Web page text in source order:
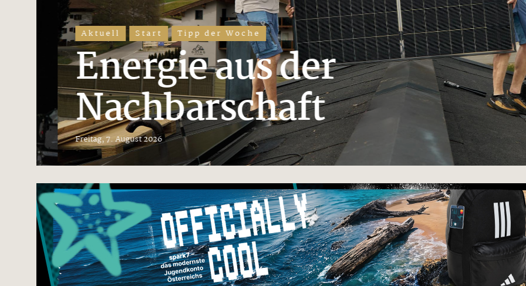
Aktuell Start Tipp der Woche
Energie aus der
Nachbarschaft
Freitag, 7. August 2026